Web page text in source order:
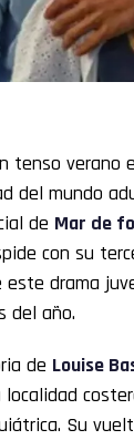
tenso
del mundo
de Mar de
con su
drama
del año.
de Louise
Su